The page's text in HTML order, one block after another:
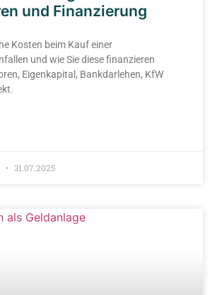
und Finanzierung
Kosten beim Kauf einer
und wie Sie diese finanzieren
Eigenkapital, Bankdarlehen, KfW
31.07.2025